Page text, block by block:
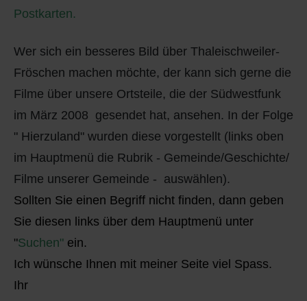
Postkarten.
Wer sich ein besseres Bild über Thaleischweiler-
Fröschen machen möchte, der kann sich gerne die
Filme über unsere Ortsteile, die der Südwestfunk
im März 2008 gesendet hat, ansehen. In der Folge
" Hierzuland" wurden diese vorgestellt (links oben
im Hauptmenü die Rubrik - Gemeinde/Geschichte/
Filme unserer Gemeinde - auswählen).
Sollten Sie einen Begriff nicht finden, dann geben
Sie diesen links über dem Hauptmenü unter
"Suchen" ein.
Ich wünsche Ihnen mit meiner Seite viel Spass.
Ihr